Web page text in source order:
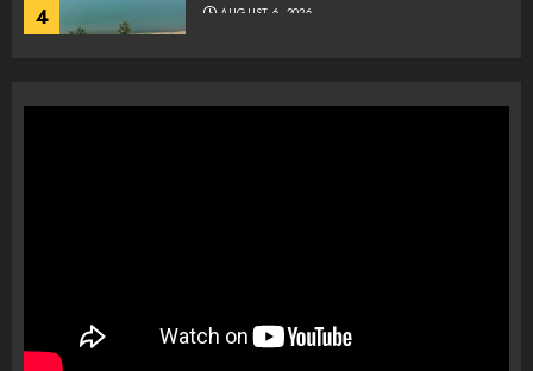
4 AUGUST 6, 2026
Vera të rrezikshme: Si po e
se çfarë është “BESA”… por a e
besojnë më shqiptarët?